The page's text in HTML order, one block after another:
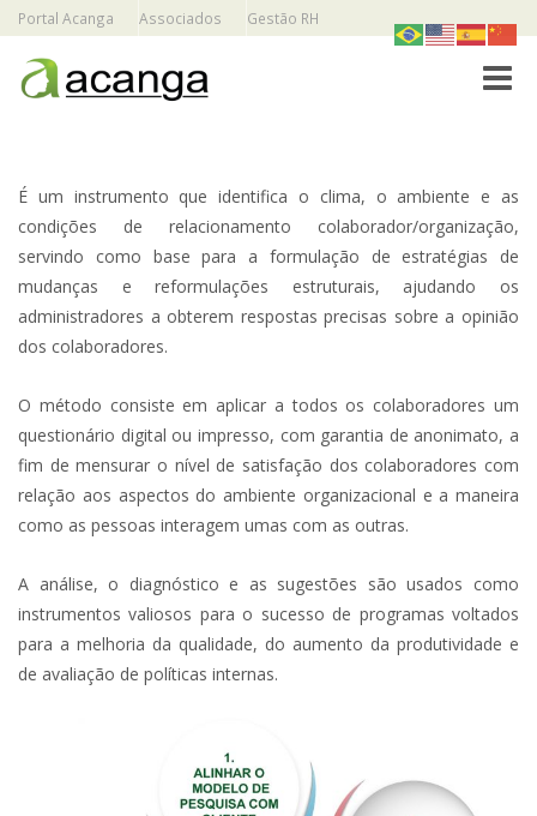
Portal Acanga Associados Gestão RH
É um instrumento que identifica o clima, o ambiente e as
condições de relacionamento colaborador/organização,
servindo como base para a formulação de estratégias de
mudanças e reformulações estruturais, ajudando os
administradores a obterem respostas precisas sobre a opinião
dos colaboradores.
O método consiste em aplicar a todos os colaboradores um
questionário digital ou impresso, com garantia de anonimato, a
fim de mensurar o nível de satisfação dos colaboradores com
relação aos aspectos do ambiente organizacional e a maneira
como as pessoas interagem umas com as outras.
A análise, o diagnóstico e as sugestões são usados como
instrumentos valiosos para o sucesso de programas voltados
para a melhoria da qualidade, do aumento da produtividade e
de avaliação de políticas internas.